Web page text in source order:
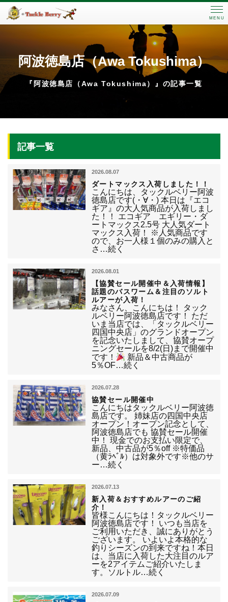
MENU
阿波徳島店（Awa Tokushima）
『阿波徳島店（Awa Tokushima）』の記事一覧
記事一覧
2026.08.07
ダートマックス入荷しました！！
こんにちは、タックルベリー阿波
徳島店です(・∀・) 本日は『エコ
ギア』の大人気商品が入荷しまし
た！！ エコギア エギリー・ダ
ートマックス2.5号 大人気ダート
マックス入荷！ ※人気商品です
ので、お一人様１個のみの購入と
さ…続く
2026.08.01
【協賛セール開催中＆入荷情報】
話題のバスワーム＆注目のソルト
ルアーが入荷！
みなさん、こんにちは！ タック
ルベリー阿波徳島店です！ ただ
いま当店では、「タックルベリー
四国中央店」のグランドオープン
を記念いたしまして、協賛オープ
ニングセールを8/2(日)まで開催中
です！
新品＆中古商品が
5％OF…続く
2026.07.28
協賛セール開催中
こんにちはタックルベリー阿波徳
島店です。 姉妹店の四国中央店
オープン！オープン記念として、
阿波徳島店でも 協賛セール開催
中！ 現金でのお支払い限定で、
新品、中古品が5％off ※特価品
（黄ﾗﾍﾞﾙ）は対象外です※他のサ
ー…続く
2026.07.13
新入荷＆おすすめルアーのご紹
介！
皆様こんにちは！タックルベリー
阿波徳島店です！ いつも当店を
ご利用いただき、誠にありがとう
ございます。 いよいよ本格的な
釣りシーズンの到来ですね！本日
は、当店に入荷した大注目のルア
ーを2アイテムご紹介いたしま
す。ソルトル…続く
2026.07.09